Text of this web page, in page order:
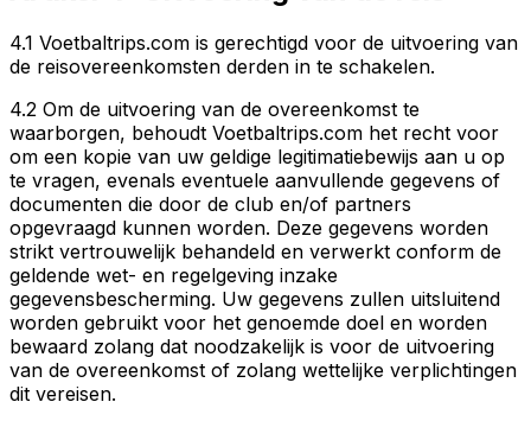
4.1 Voetbaltrips.com is gerechtigd voor de uitvoering van
de reisovereenkomsten derden in te schakelen.
4.2 Om de uitvoering van de overeenkomst te
waarborgen, behoudt Voetbaltrips.com het recht voor
om een kopie van uw geldige legitimatiebewijs aan u op
te vragen, evenals eventuele aanvullende gegevens of
documenten die door de club en/of partners
opgevraagd kunnen worden. Deze gegevens worden
strikt vertrouwelijk behandeld en verwerkt conform de
geldende wet- en regelgeving inzake
gegevensbescherming. Uw gegevens zullen uitsluitend
worden gebruikt voor het genoemde doel en worden
bewaard zolang dat noodzakelijk is voor de uitvoering
van de overeenkomst of zolang wettelijke verplichtingen
dit vereisen.